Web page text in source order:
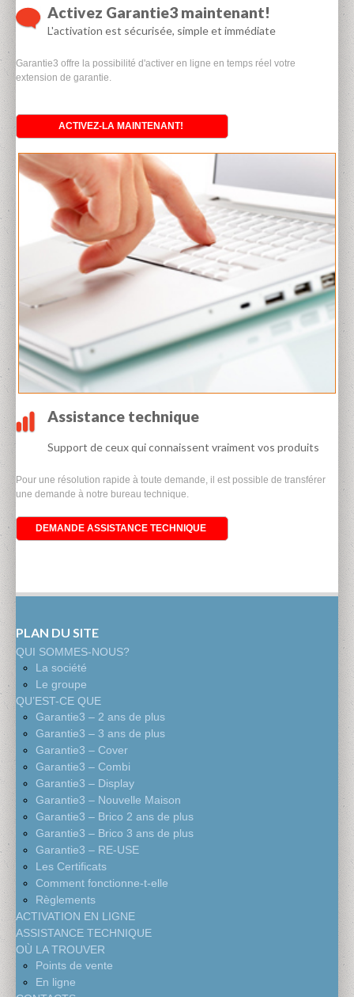
Activez Garantie3 maintenant!
L'activation est sécurisée, simple et immédiate
Garantie3 offre la possibilité d'activer en ligne en temps réel votre
extension de garantie.
ACTIVEZ-LA MAINTENANT!
Assistance technique
Support de ceux qui connaissent vraiment vos produits
Pour une résolution rapide à toute demande, il est possible de transférer
une demande à notre bureau technique.
DEMANDE ASSISTANCE TECHNIQUE
PLAN DU SITE
QUI SOMMES-NOUS?
La société
Le groupe
QU’EST-CE QUE
Garantie3 – 2 ans de plus
Garantie3 – 3 ans de plus
Garantie3 – Cover
Garantie3 – Combi
Garantie3 – Display
Garantie3 – Nouvelle Maison
Garantie3 – Brico 2 ans de plus
Garantie3 – Brico 3 ans de plus
Garantie3 – RE-USE
Les Certificats
Comment fonctionne-t-elle
Règlements
ACTIVATION EN LIGNE
ASSISTANCE TECHNIQUE
OÙ LA TROUVER
Points de vente
En ligne